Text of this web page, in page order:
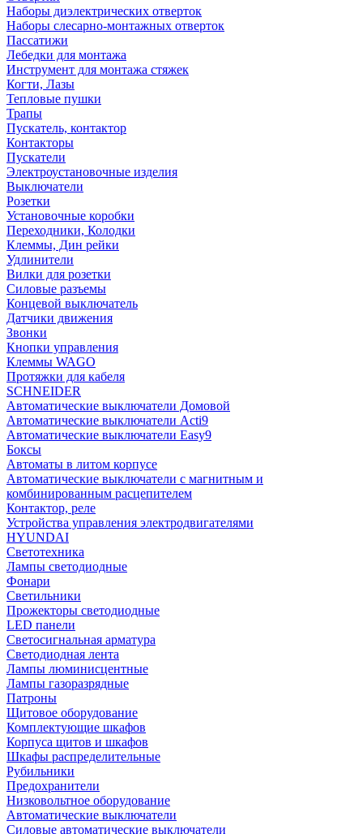
Наборы диэлектрических отверток
Наборы слесарно-монтажных отверток
Пассатижи
Лебедки для монтажа
Инструмент для монтажа стяжек
Когти, Лазы
Тепловые пушки
Трапы
Пускатель, контактор
Контакторы
Пускатели
Электроустановочные изделия
Выключатели
Розетки
Установочные коробки
Переходники, Колодки
Клеммы, Дин рейки
Удлинители
Вилки для розетки
Силовые разъемы
Концевой выключатель
Датчики движения
Звонки
Кнопки управления
Клеммы WAGO
Протяжки для кабеля
SCHNEIDER
Автоматические выключатели Домовой
Автоматические выключатели Acti9
Автоматические выключатели Easy9
Боксы
Автоматы в литом корпусе
Автоматические выключатели с магнитным и
комбинированным расцепителем
Контактор, реле
Устройства управления электродвигателями
HYUNDAI
Светотехника
Лампы светодиодные
Фонари
Светильники
Прожекторы светодиодные
LED панели
Светосигнальная арматура
Светодиодная лента
Лампы люминисцентные
Лампы газоразрядные
Патроны
Щитовое оборудование
Комплектующие шкафов
Корпуса щитов и шкафов
Шкафы распределительные
Рубильники
Предохранители
Низковольтное оборудование
Автоматические выключатели
Силовые автоматические выключатели